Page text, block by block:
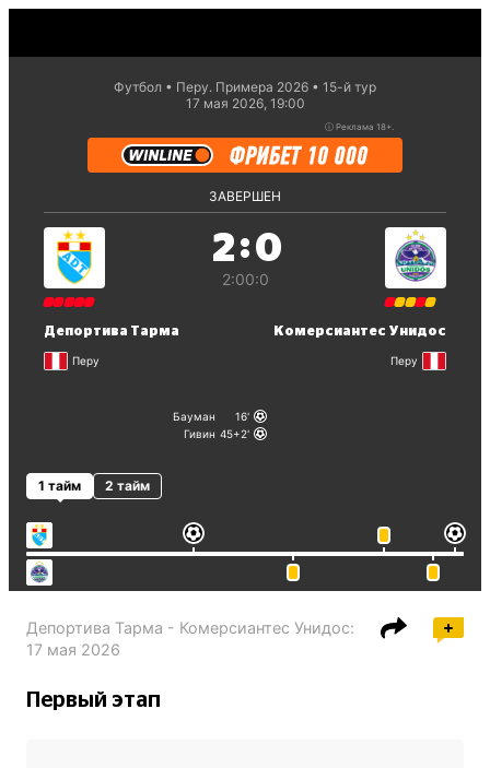
Футбол Перу. Примера 2026
15-й тур
17 мая 2026, 19:00
ⓘ Реклама 18+.
ЗАВЕРШЕН
Депортива Тарма
Перу
2:0
2:00:0
Комерсиантес Унидос
Перу
Бауман
16
Гивин 45+2
1 тайм 2 тайм
Депортива Тарма - Комерсиантес Унидос:
17 мая 2026
Первый этап